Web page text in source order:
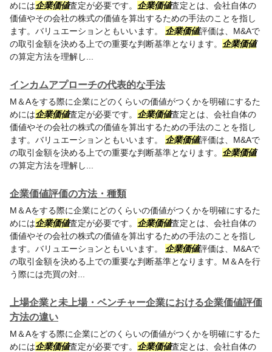
めには企業価値査定が必要です。 企業価値査定とは、会社自体の
価値やその会社の株式の価値を算出するための手法のことを指し
ます。バリュエーションともいいます。 企業価値評価は、M&Aで
の取引金額を決める上での重要な判断基準となります。 企業価値
の算定方法を理解し...
インカムアプローチの代表的な手法
M＆Aをする際に企業にどのくらいの価値がつくかを明確にするた
めには企業価値査定が必要です。 企業価値査定とは、会社自体の
価値やその会社の株式の価値を算出するための手法のことを指し
ます。バリュエーションともいいます。 企業価値評価は、M&Aで
の取引金額を決める上での重要な判断基準となります。 企業価値
の算定方法を理解し...
企業価値評価の方法・種類
M＆Aをする際に企業にどのくらいの価値がつくかを明確にするた
めには企業価値査定が必要です。 企業価値査定とは、会社自体の
価値やその会社の株式の価値を算出するための手法のことを指し
ます。バリュエーションともいいます。 企業価値評価は、M&Aで
の取引金額を決める上での重要な判断基準となります。M＆Aを行
う際には売買の対...
上場企業と未上場・ベンチャー企業における企業価値評価
方法の違い
M＆Aをする際に企業にどのくらいの価値がつくかを明確にするた
めには企業価値査定が必要です。 企業価値査定とは、会社自体の